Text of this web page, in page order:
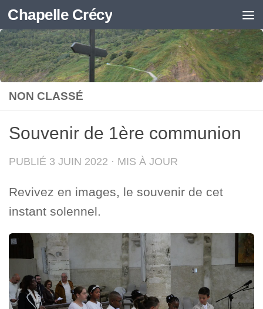
Skip to content
Chapelle Crécy
NON CLASSÉ
Souvenir de 1ère communion
PUBLIÉ 3 JUIN 2022 · MIS À JOUR
Revivez en images, le souvenir de cet
instant solennel.